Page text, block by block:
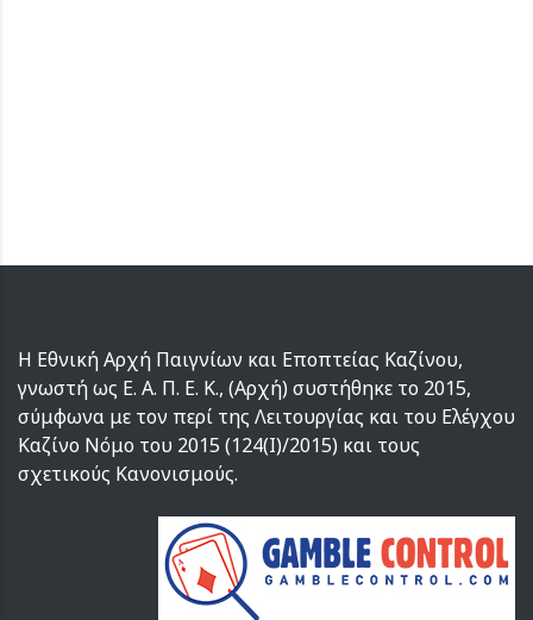
Η Εθνική Αρχή Παιγνίων και Εποπτείας Καζίνου,
γνωστή ως Ε. Α. Π. Ε. Κ., (Αρχή) συστήθηκε το 2015,
σύμφωνα με τον περί της Λειτουργίας και του Ελέγχου
Καζίνο Νόμο του 2015 (124(I)/2015) και τους
σχετικούς Κανονισμούς.